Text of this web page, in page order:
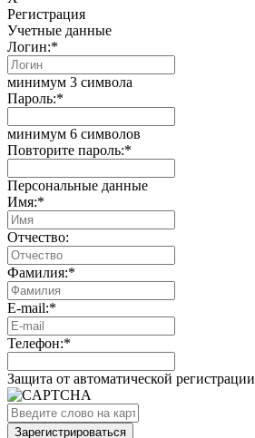
Регистрация
Учетные данные
Логин:*
минимум 3 символа
Пароль:*
минимум 6 символов
Повторите пароль:*
Персональные данные
Имя:*
Отчество:
Фамилия:*
E-mail:*
Телефон:*
Защита от автоматической регистрации